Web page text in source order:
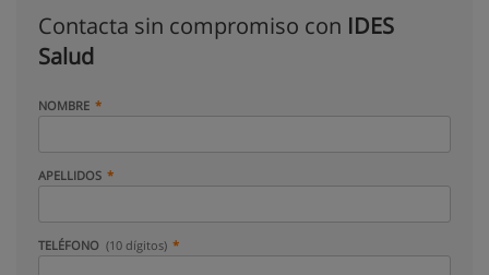
Contacta sin compromiso con IDES
Salud
NOMBRE
APELLIDOS
TELÉFONO (10 dígitos)